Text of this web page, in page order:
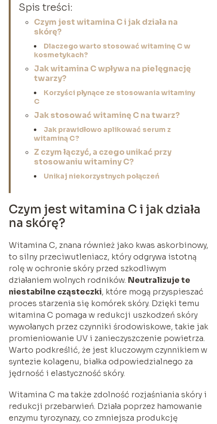
Spis treści:
Czym jest witamina C i jak działa na
skórę?
Dlaczego warto stosować witaminę C w
kosmetykach?
Jak witamina C wpływa na pielęgnację
twarzy?
Korzyści płynące ze stosowania witaminy
C
Jak stosować witaminę C na twarz?
Jak prawidłowo aplikować serum z
witaminą C?
Z czym łączyć, a czego unikać przy
stosowaniu witaminy C?
Unikaj niekorzystnych połączeń
Czym jest witamina C i jak działa
na skórę?
Witamina C, znana również jako kwas askorbinowy,
to silny przeciwutleniacz, który odgrywa istotną
rolę w ochronie skóry przed szkodliwym
działaniem wolnych rodników. Neutralizuje te
niestabilne cząsteczki, które mogą przyspieszać
proces starzenia się komórek skóry. Dzięki temu
witamina C pomaga w redukcji uszkodzeń skóry
wywołanych przez czynniki środowiskowe, takie jak
promieniowanie UV i zanieczyszczenie powietrza.
Warto podkreślić, że jest kluczowym czynnikiem w
syntezie kolagenu, białka odpowiedzialnego za
jędrność i elastyczność skóry.
Witamina C ma także zdolność rozjaśniania skóry i
redukcji przebarwień. Działa poprzez hamowanie
enzymu tyrozynazy, co zmniejsza produkcję